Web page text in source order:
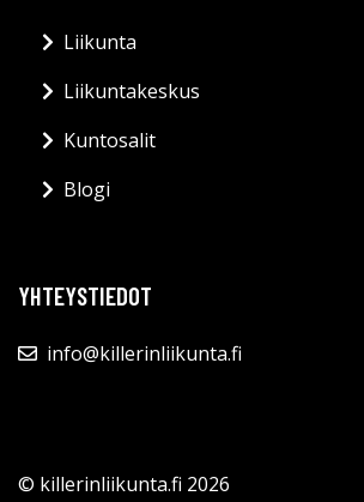
Liikunta
Liikuntakeskus
Kuntosalit
Blogi
YHTEYSTIEDOT
info@killerinliikunta.fi
© killerinliikunta.fi 2026